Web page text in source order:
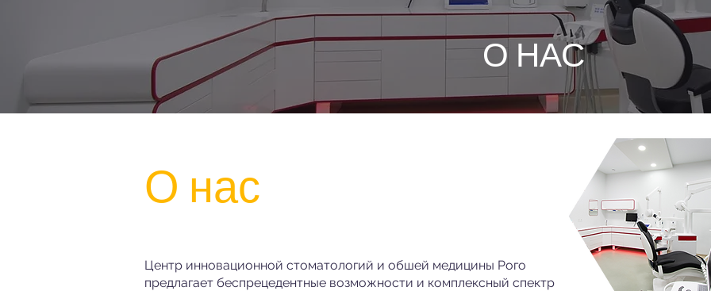
О НАС
О нас
Центр инновационной стоматологий и обшей медицины Рого
предлагает беспрецедентные возможности и комплексный спектр